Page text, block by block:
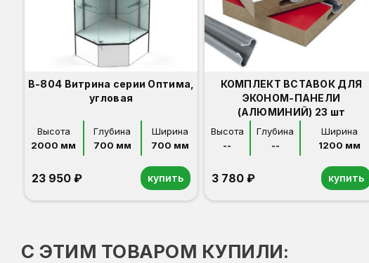
В-804 Витрина серии Оптима,
угловая
Высота
2000 мм
Глубина
700 мм
Ширина
700 мм
23 950 ₽ купить
КОМПЛЕКТ ВСТАВОК ДЛЯ
ЭКОНОМ-ПАНЕЛИ
(АЛЮМИНИЙ) 23 шт
Высота
--
Глубина
--
Ширина
1200 мм
3 780 ₽ купить
С ЭТИМ ТОВАРОМ КУПИЛИ: